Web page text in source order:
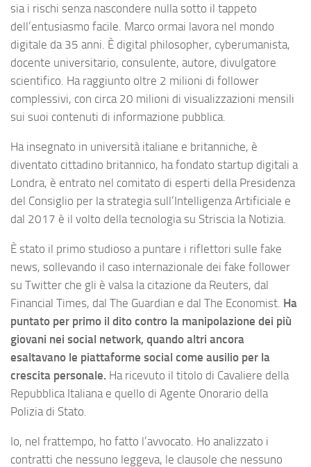
sia i rischi senza nascondere nulla sotto il tappeto
dell’entusiasmo facile. Marco ormai lavora nel mondo
digitale da 35 anni. È digital philosopher, cyberumanista,
docente universitario, consulente, autore, divulgatore
scientifico. Ha raggiunto oltre 2 milioni di follower
complessivi, con circa 20 milioni di visualizzazioni mensili
sui suoi contenuti di informazione pubblica.
Ha insegnato in università italiane e britanniche, è
diventato cittadino britannico, ha fondato startup digitali a
Londra, è entrato nel comitato di esperti della Presidenza
del Consiglio per la strategia sull’Intelligenza Artificiale e
dal 2017 è il volto della tecnologia su Striscia la Notizia.
È stato il primo studioso a puntare i riflettori sulle fake
news, sollevando il caso internazionale dei fake follower
su Twitter che gli è valsa la citazione da Reuters, dal
Financial Times, dal The Guardian e dal The Economist. Ha
puntato per primo il dito contro la manipolazione dei più
giovani nei social network, quando altri ancora
esaltavano le piattaforme social come ausilio per la
crescita personale. Ha ricevuto il titolo di Cavaliere della
Repubblica Italiana e quello di Agente Onorario della
Polizia di Stato.
Io, nel frattempo, ho fatto l’avvocato. Ho analizzato i
contratti che nessuno leggeva, le clausole che nessuno